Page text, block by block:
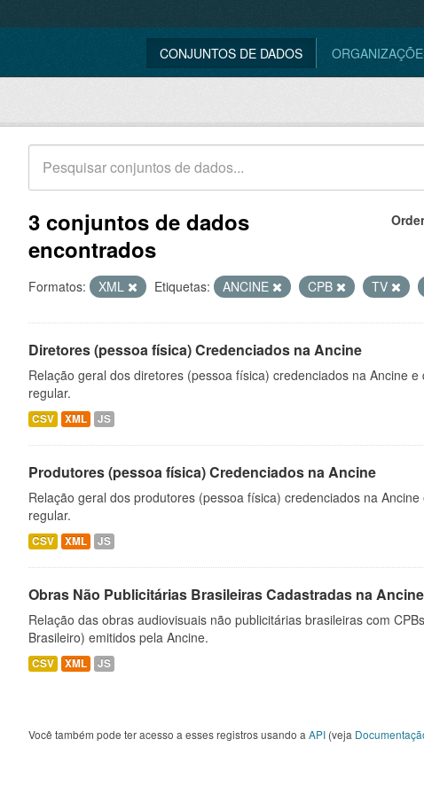
CONJUNTOS DE DADOS
3 conjuntos de dados
encontrados
Formatos: XML Etiquetas: ANCINE CPB TV
Diretores (pessoa física) Credenciados na Ancine
Relação geral dos diretores (pessoa física) credenciados na Ancine
regular.
CSV XML JS
Produtores (pessoa física) Credenciados na Ancine
Relação geral dos produtores (pessoa física) credenciados na
regular.
CSV XML JS
Obras Não Publicitárias Brasileiras Cadastradas na Ancine
Relação das obras audiovisuais não publicitárias brasileiras com
Brasileiro) emitidos pela Ancine.
CSV XML JS
Você também pode ter acesso a esses registros usando a API (veja